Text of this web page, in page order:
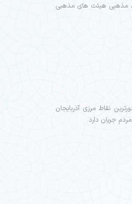
مذهبی هیئت های مذهبی
نقاط مرزی آذربایجان
جریان دارد.